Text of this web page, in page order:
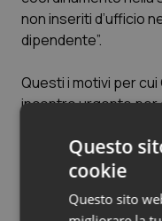
Veneto
Oncoematologia
Oncologia &
Psoriasi & pelle
non inseriti d’ufficio
dipendente”.
Questi i motivi per cui
incontro urgente
operazione di
quanto si potesse
gestione quotidiana
Uffici coinvolti che
Questo
cookie
Questo sito